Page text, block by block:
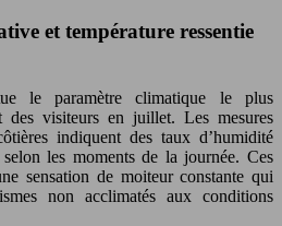
et température ressentie
le paramètre climatique le plus
des visiteurs en juillet. Les mesures
indiquent des taux d’humidité
les moments de la journée. Ces
sensation de moiteur constante qui
non acclimatés aux conditions